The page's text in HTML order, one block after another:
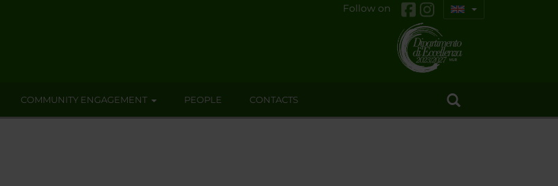
Follow on
COMMUNITY ENGAGEMENT PEOPLE CONTACTS